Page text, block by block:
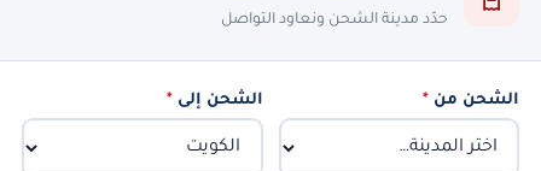
حدّد مدينة الشحن ونعاود التواصل
الشحن من * الشحن إلى*